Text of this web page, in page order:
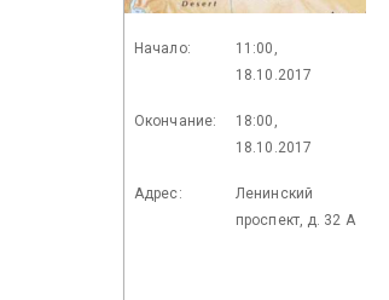
Начало:
11:00,
18.10.2017
Окончание:
18:00,
18.10.2017
Адрес:
Ленинский
проспект, д. 32 А